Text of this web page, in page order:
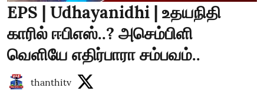
EPS | Udhayanidhi | உதயநிதி
காரில் ஈபிஎஸ்..? அசெம்பிளி
வெளியே எதிர்பாரா சம்பவம்..
thanthitv